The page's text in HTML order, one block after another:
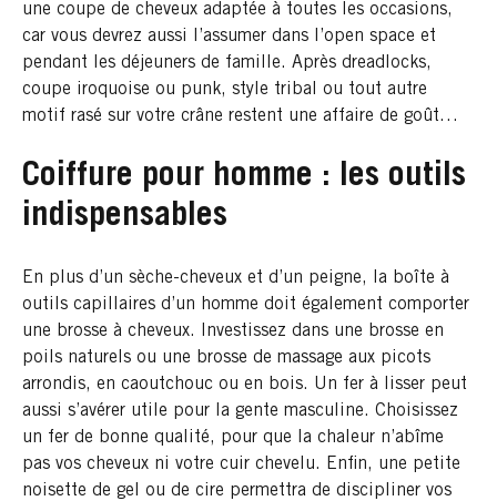
une coupe de cheveux adaptée à toutes les occasions,
car vous devrez aussi l’assumer dans l’open space et
pendant les déjeuners de famille. Après dreadlocks,
coupe iroquoise ou punk, style tribal ou tout autre
motif rasé sur votre crâne restent une affaire de goût…
Coiffure pour homme : les outils
indispensables
En plus d’un sèche-cheveux et d’un peigne, la boîte à
outils capillaires d’un homme doit également comporter
une brosse à cheveux. Investissez dans une brosse en
poils naturels ou une brosse de massage aux picots
arrondis, en caoutchouc ou en bois. Un fer à lisser peut
aussi s’avérer utile pour la gente masculine. Choisissez
un fer de bonne qualité, pour que la chaleur n’abîme
pas vos cheveux ni votre cuir chevelu. Enfin, une petite
noisette de gel ou de cire permettra de discipliner vos